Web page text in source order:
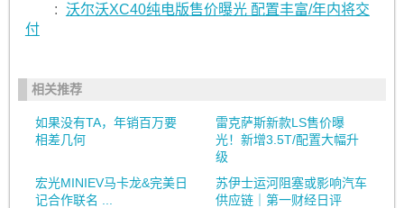
: 沃尔沃XC40纯电版售价曝光 配置丰富/年内将交
付
相关推荐
如果没有TA，年销百万要
相差几何
雷克萨斯新款LS售价曝
光！新增3.5T/配置大幅升
级
宏光MINIEV马卡龙&完美日
记合作联名 ...
苏伊士运河阻塞或影响汽车
供应链｜第一财经日评